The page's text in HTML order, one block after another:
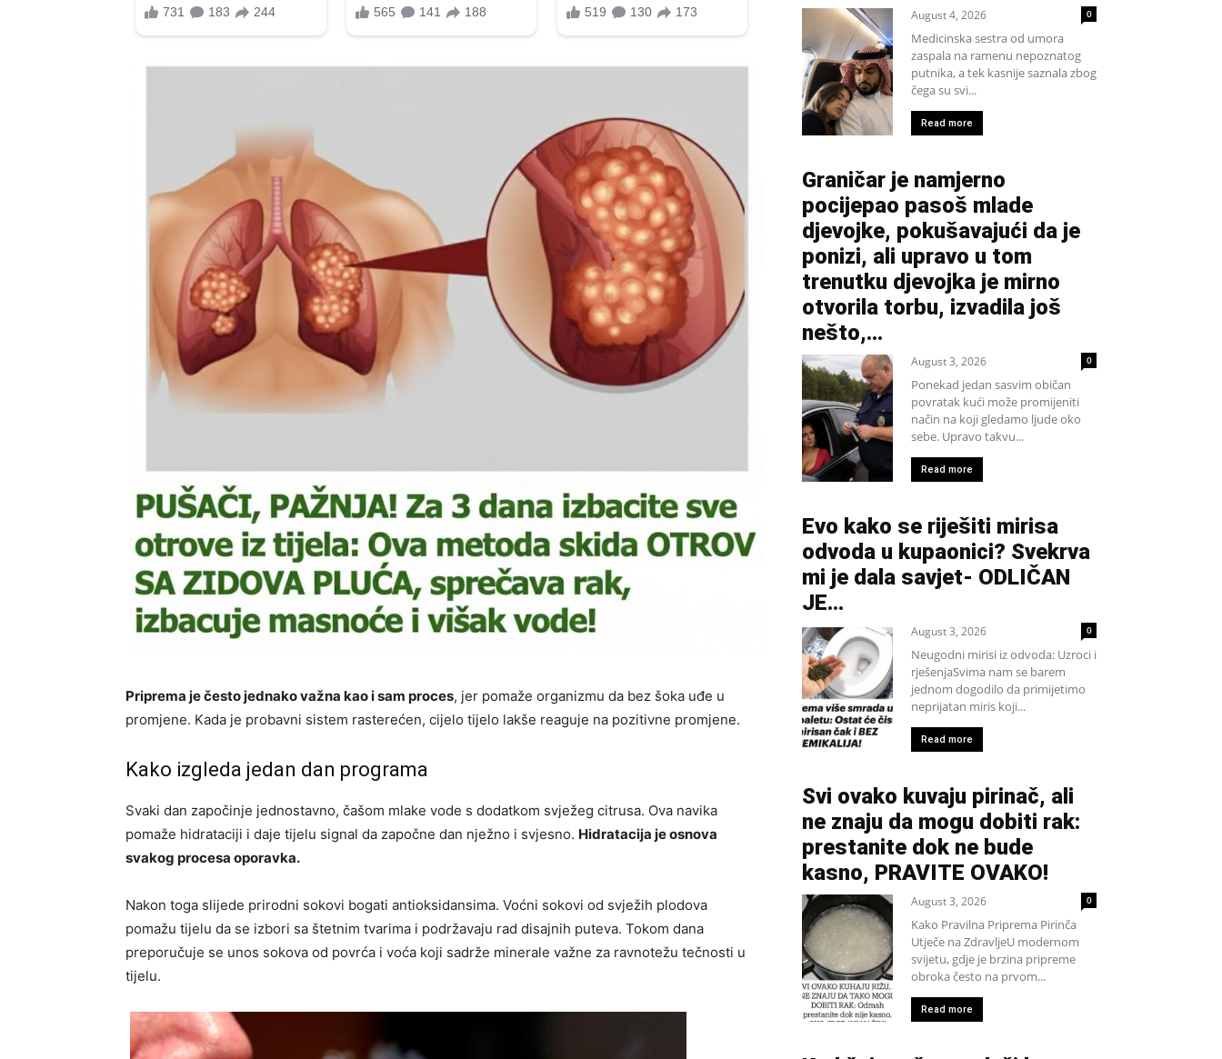
Priprema je često jednako važna kao i sam proces, jer pomaže organizmu da bez šoka uđe u
promjene. Kada je probavni sistem rasterećen, cijelo tijelo lakše reaguje na pozitivne promjene.
Kako izgleda jedan dan programa
Svaki dan započinje jednostavno, čašom mlake vode s dodatkom svježeg citrusa. Ova navika
pomaže hidrataciji i daje tijelu signal da započne dan nježno i svjesno. Hidratacija je osnova
svakog procesa oporavka.
Nakon toga slijede prirodni sokovi bogati antioksidansima. Voćni sokovi od svježih plodova
pomažu tijelu da se izbori sa štetnim tvarima i podržavaju rad disajnih puteva. Tokom dana
preporučuje se unos sokova od povrća i voća koji sadrže minerale važne za ravnotežu tečnosti u
tijelu.
August 4, 2026 0
Medicinska sestra od umora
zaspala na ramenu nepoznatog
putnika, a tek kasnije saznala zbog
čega su svi...
Read more
Graničar je namjerno
pocijepao pasoš mlade
djevojke, pokušavajući da je
ponizi, ali upravo u tom
trenutku djevojka je mirno
otvorila torbu, izvadila još
nešto,...
August 3, 2026 0
Ponekad jedan sasvim običan
povratak kući može promijeniti
način na koji gledamo ljude oko
sebe. Upravo takvu...
Read more
Evo kako se riješiti mirisa
odvoda u kupaonici? Svekrva
mi je dala savjet- ODLIČAN
JE…
August 3, 2026 0
Neugodni mirisi iz odvoda: Uzroci i
rješenjaSvima nam se barem
jednom dogodilo da primijetimo
neprijatan miris koji...
Read more
Svi ovako kuvaju pirinač, ali
ne znaju da mogu dobiti rak:
prestanite dok ne bude
kasno, PRAVITE OVAKO!
August 3, 2026 0
Kako Pravilna Priprema Pirinča
Utječe na ZdravljeU modernom
svijetu, gdje je brzina pripreme
obroka često na prvom...
Read more